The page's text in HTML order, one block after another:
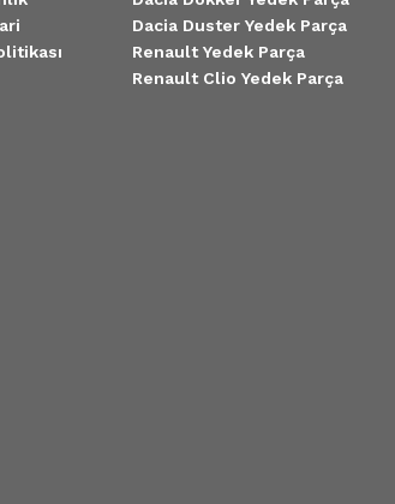
Dacia Duster Yedek Parça
Renault Yedek Parça
Renault Clio Yedek Parça